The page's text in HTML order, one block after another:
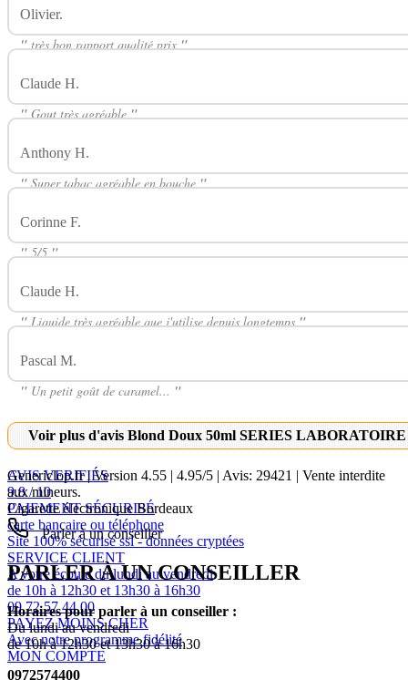
Olivier.
"très bon rapport qualité prix"
Claude H.
"Gout très agréable"
Anthony H.
"Super tabac agréable en bouche"
Corinne F.
"5/5"
Claude H.
"Liquide très agréable que j'utilise depuis longtemps"
Pascal M.
" Un petit goût de caramel... "
Voir plus d'avis Blond Doux 50ml SERIES LABORATOIRE
AVIS VERIFIÉS
9.8 / 10
PAIEMENT SÉCURISÉ
carte bancaire ou téléphone
Site 100% sécurisé ssl - données cryptées
SERVICE CLIENT
A votre écoute du lundi au vendredi
de 10h à 12h30 et 13h30 à 16h30
09 72 57 44 00
PAYEZ MOINS CHER
Avec notre programme fidélité
MON COMPTE
Genericlop.fr|Version 4.55 | 4.95/5 | Avis: 29421 | Vente interdite
aux mineurs.
Cigarette électronique Bordeaux
Parler à un conseiller
PARLER À UN CONSEILLER
Horaires pour parler à un conseiller :
Du lundi au vendredi
de 10h à 12h30 et 13h30 à 16h30
0972574400